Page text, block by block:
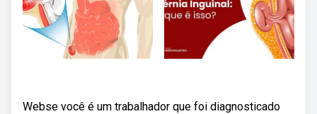
Webse você é um trabalhador que foi diagnosticado